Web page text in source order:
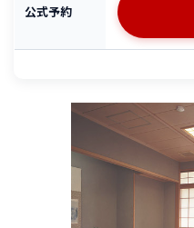
公式予約